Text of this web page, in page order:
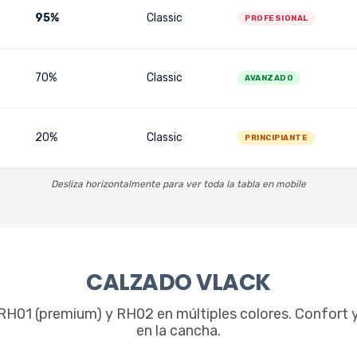
95% Classic PROFESIONAL
70% Classic AVANZADO
20% Classic PRINCIPIANTE
Desliza horizontalmente para ver toda la tabla en mobile
CALZADO VLACK
(premium) y RH02 en múltiples colores. Confort
en la cancha.